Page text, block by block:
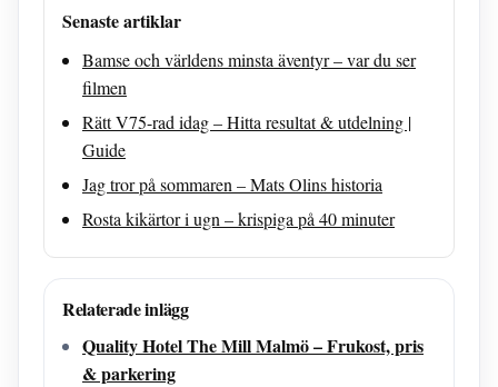
Senaste artiklar
Bamse och världens minsta äventyr – var du ser
filmen
Rätt V75-rad idag – Hitta resultat & utdelning |
Guide
Jag tror på sommaren – Mats Olins historia
Rosta kikärtor i ugn – krispiga på 40 minuter
Relaterade inlägg
Quality Hotel The Mill Malmö – Frukost, pris
& parkering